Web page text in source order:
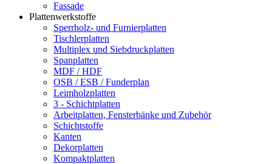
Fassade
Plattenwerkstoffe
Sperrholz- und Furnierplatten
Tischlerplatten
Multiplex und Siebdruckplatten
Spanplatten
MDF / HDF
OSB / ESB / Funderplan
Leimholzplatten
3 - Schichtplatten
Arbeitplatten, Fensterbänke und Zubehör
Schichtstoffe
Kanten
Dekorplatten
Kompaktplatten